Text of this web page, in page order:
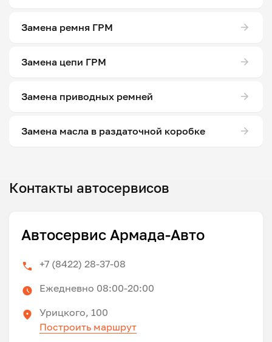
Замена ремня ГРМ
Замена цепи ГРМ
Замена приводных ремней
Замена масла в раздаточной коробке
Контакты автосервисов
Автосервис Армада-Авто
+7 (8422) 28-37-08
Ежедневно 08:00-20:00
Урицкого, 100
Построить маршрут